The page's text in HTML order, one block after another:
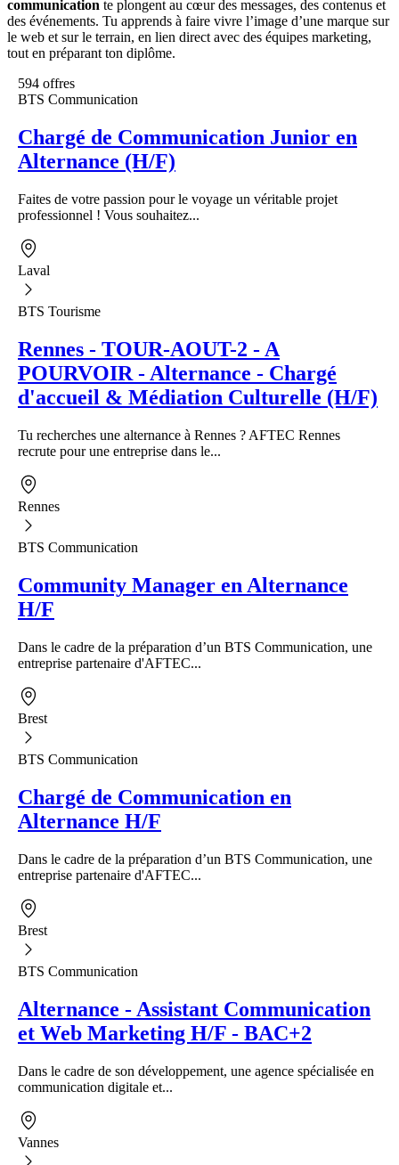
communication te plongent au cœur des messages, des contenus et
des événements. Tu apprends à faire vivre l’image d’une marque sur
le web et sur le terrain, en lien direct avec des équipes marketing,
tout en préparant ton diplôme.
594 offres
BTS Communication
Chargé de Communication Junior en
Alternance (H/F)
Faites de votre passion pour le voyage un véritable projet
professionnel ! Vous souhaitez...
Laval
BTS Tourisme
Rennes - TOUR-AOUT-2 - A
POURVOIR - Alternance - Chargé
d'accueil & Médiation Culturelle (H/F)
Tu recherches une alternance à Rennes ? AFTEC Rennes
recrute pour une entreprise dans le...
Rennes
BTS Communication
Community Manager en Alternance
H/F
Dans le cadre de la préparation d’un BTS Communication, une
entreprise partenaire d'AFTEC...
Brest
BTS Communication
Chargé de Communication en
Alternance H/F
Dans le cadre de la préparation d’un BTS Communication, une
entreprise partenaire d'AFTEC...
Brest
BTS Communication
Alternance - Assistant Communication
et Web Marketing H/F - BAC+2
Dans le cadre de son développement, une agence spécialisée en
communication digitale et...
Vannes